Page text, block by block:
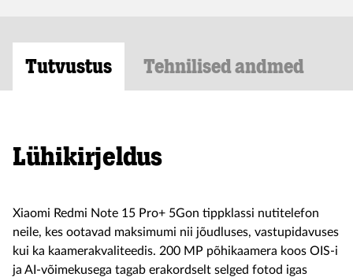
Tutvustus Tehnilised andmed
Lühikirjeldus
Xiaomi Redmi Note 15 Pro+ 5Gon tippklassi nutitelefon
neile, kes ootavad maksimumi nii jõudluses, vastupidavuses
kui ka kaamerakvaliteedis. 200 MP põhikaamera koos OIS-i
ja AI-võimekusega tagab erakordselt selged fotod igas